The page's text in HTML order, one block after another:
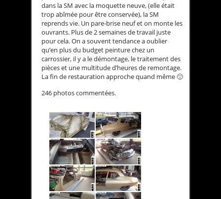
dans la SM avec la moquette neuve, (elle était
trop abîmée pour être conservée), la SM
reprends vie. Un pare-brise neuf et on monte les
ouvrants. Plus de 2 semaines de travail juste
pour cela. On a souvent tendance a oublier
qu’en plus du budget peinture chez un
carrossier, il y a le démontage, le traitement des
pièces et une multitude d’heures de remontage.
La fin de restauration approche quand même 🙂
246 photos commentées.